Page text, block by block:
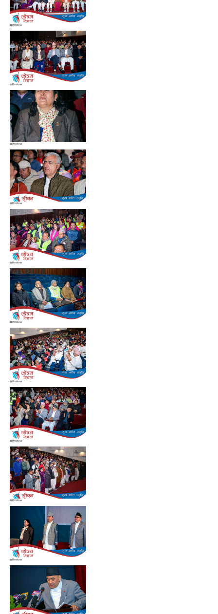
Preview
Preview
Preview
Preview
Preview
Preview
Preview
Preview
Preview
Preview